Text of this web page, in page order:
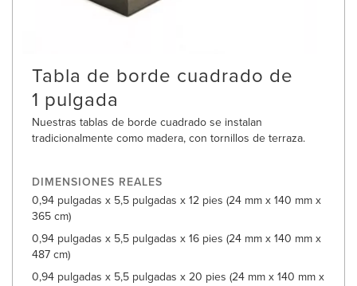
Tabla de borde cuadrado de
1 pulgada
Nuestras tablas de borde cuadrado se instalan
tradicionalmente como madera, con tornillos de terraza.
DIMENSIONES REALES
0,94 pulgadas x 5,5 pulgadas x 12 pies (24 mm x 140 mm x
365 cm)
0,94 pulgadas x 5,5 pulgadas x 16 pies (24 mm x 140 mm x
487 cm)
0,94 pulgadas x 5,5 pulgadas x 20 pies (24 mm x 140 mm x